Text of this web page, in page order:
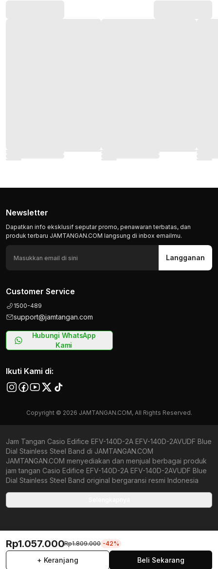
Newsletter
Dapatkan info eksklusif seputar promo, penawaran terbatas, dan
produk terbaru JAMTANGAN.COM langsung di inbox emailmu.
Langganan
Customer Service
1500-489
support@jamtangan.com
Hubungi WhatsApp
Kami
Ikuti Kami di:
Copyright © 2026 JAMTANGAN.COM, All Rights Reserved.
Jam Tangan Casio Edifice EFV-140D-2A EFV-140D-2AVUDF Blue
Dial Stainless Steel Band di JAMTANGAN.COM
JAMTANGAN.COM menyediakan dan menjual berbagai produk
jam tangan Casio Edifice EFV-140D-2A EFV-140D-2AVUDF Blue
Dial Stainless Steel Band original bergaransi resmi Indonesia
JAMTANGAN.COM menjamin produk-produk yang tersedia
memiliki harga yang lebih terjangkau dari toko online Indonesia
lainnya. Anda, watchlovers, merupakan prioritas utama kami.
Dengan tersedianya berbagai jam tangan mechanical, kinetic,
dan quartz mulai dari yang bertema fine-elegance atau elegan
Rp1.057.000Rp1.809.000 -42%
+ Keranjang Beli Sekarang